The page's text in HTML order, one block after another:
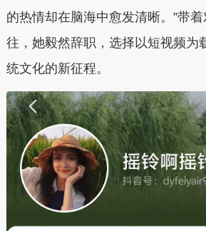
的热情却在脑海中愈发清晰。”带
往，她毅然辞职，选择以短视频为
统文化的新征程。